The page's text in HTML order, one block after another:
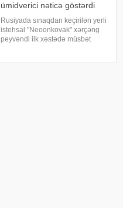
ümidverici nəticə göstərdi
Rusiyada sınaqdan keçirilən yerli
istehsal "Neoonkovak" xərçəng
peyvəndi ilk xəstədə müsbət